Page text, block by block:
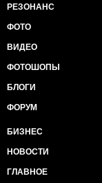
РЕЗОНАНС
ФОТО
ВИДЕО
ФОТОШОПЫ
БЛОГИ
ФОРУМ
БИЗНЕС
НОВОСТИ
ГЛАВНОЕ